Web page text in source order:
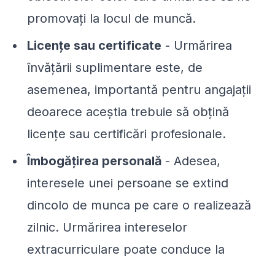
promovați la locul de muncă.
Licențe sau certificate - Urmărirea
învățării suplimentare este, de
asemenea, importantă pentru angajații
deoarece aceștia trebuie să obțină
licențe sau certificări profesionale.
Îmbogățirea personală - Adesea,
interesele unei persoane se extind
dincolo de munca pe care o realizează
zilnic. Urmărirea intereselor
extracurriculare poate conduce la